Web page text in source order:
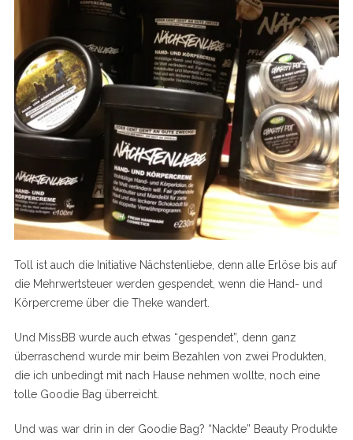
Toll ist auch die Initiative Nächstenliebe, denn alle Erlöse bis auf
die Mehrwertsteuer werden gespendet, wenn die Hand- und
Körpercreme über die Theke wandert.
Und MissBB wurde auch etwas “gespendet”, denn ganz
überraschend wurde mir beim Bezahlen von zwei Produkten,
die ich unbedingt mit nach Hause nehmen wollte, noch eine
tolle Goodie Bag überreicht.
Und was war drin in der Goodie Bag? “Nackte” Beauty Produkte